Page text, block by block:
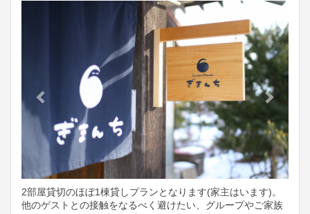
Next
2部屋貸切のほぼ1棟貸しプランとなります(家主はいます)。
他のゲストとの接触をなるべく避けたい、グループやご家族